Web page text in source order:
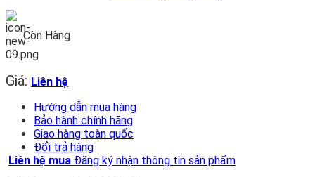
Còn Hàng
Giá: Liên hệ
Hướng dẫn mua hàng
Bảo hành chính hãng
Giao hàng toàn quốc
Đổi trả hàng
Liên hệ mua Đăng ký nhận thông tin sản phẩm